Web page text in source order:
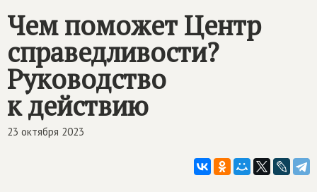
Контакты
Чем поможет Центр
справедливости?
Руководство
к действию
23 октября 2023